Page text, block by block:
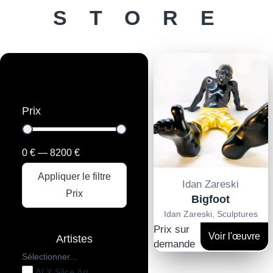
STORE
Prix
0 €— 8200 €
Appliquer le filtre
Prix
Artistes
Sélectionner...
Idan Zareski
Bigfoot
Idan Zareski, Sculptures
Prix sur
demande
Voir l'œuvre